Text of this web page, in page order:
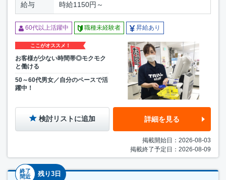
給与 時給1150円～
60代以上活躍中 職種未経験者 昇給あり
ここがオススメ！
お客様が少ない時間帯◎モクモク
と働ける
50～60代男女／自分のペースで活
躍中！
検討リストに追加 詳細を見る
掲載開始日：2026-08-03
掲載終了予定日：2026-08-09
終了
間近
残り3日